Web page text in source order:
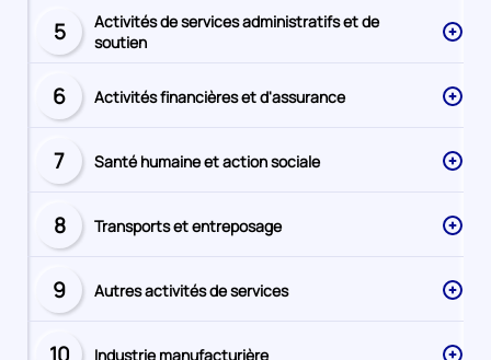
Secteur
numéro
5
Activités de services administratifs et de
soutien
Secteur
numéro
6 Activités financières et d'assurance
Secteur
numéro
7 Santé humaine et action sociale
Secteur
numéro
8 Transports et entreposage
Secteur
numéro
9 Autres activités de services
Industrie manufacturière